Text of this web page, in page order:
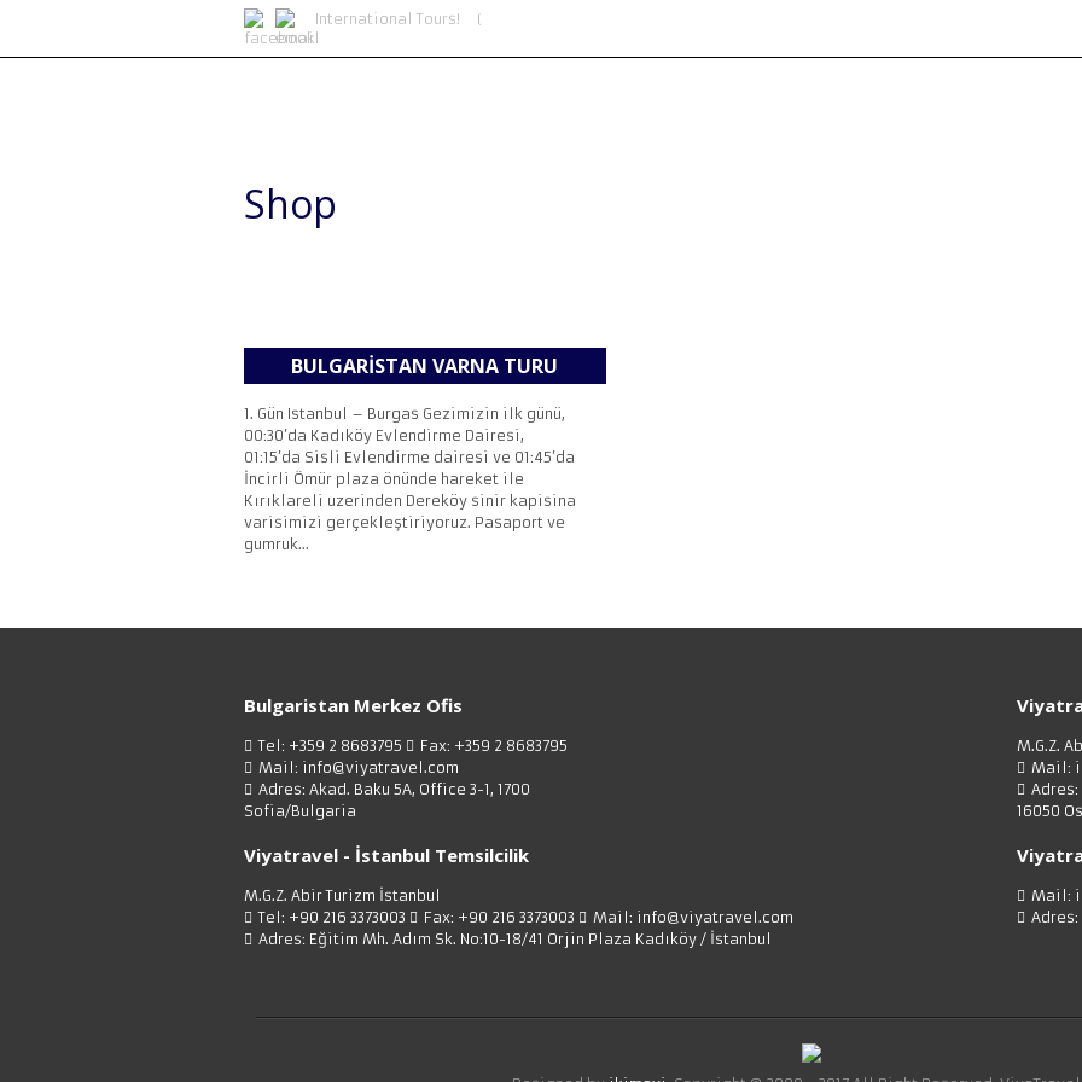
International Tours!
Shop
BULGARISTAN VARNA TURU
1. Gün Istanbul – Burgas Gezimizin ilk günü,
00:30’da Kadıköy Evlendirme Dairesi,
01:15’da Sisli Evlendirme dairesi ve 01:45’da
İncirli Ömür plaza önünde hareket ile
Kırıklareli uzerinden Dereköy sinir kapisina
varisimizi gerçekleştiriyoruz. Pasaport ve
gumruk...
Bulgaristan Merkez Ofis
Tel: +359 2 8683795
Fax: +359 2 8683795
Mail: info@viyatravel.com
Adres: Akad. Baku 5A, Office 3-1, 1700
Sofia/Bulgaria
Viyatravel - İstanbul Temsilcilik
M.G.Z. Abir Turizm İstanbul
Tel: +90 216 3373003
Fax: +90 216 3373003
Mail: info@viyatravel.com
Adres: Eğitim Mh. Adım Sk. No:10-18/41 Orjin Plaza Kadıköy / İstanbul
M.G.Z.
Mail:
Adres:
16050
Mail: